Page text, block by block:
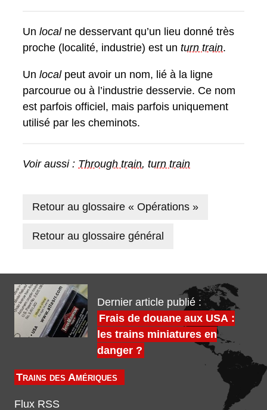
Un localne desservant qu’un lieu donné très
proche (localité, industrie) est un turn train.
Un localpeut avoir un nom, lié à la ligne
parcourue ou à l’industrie desservie. Ce nom
est parfois officiel, mais parfois uniquement
utilisé par les cheminots.
Voir aussi : Through train, turn train
Retour au glossaire « Opérations »
Retour au glossaire général
Dernier article publié :
Frais de douane aux USA :
les trains miniatures en
danger ?
Trains des Amériques
Flux RSS